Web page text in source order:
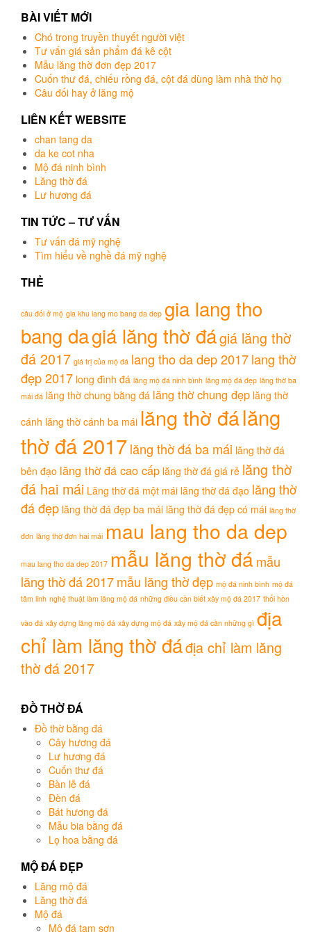
BÀI VIẾT MỚI
Chó trong truyền thuyết người việt
Tư vấn giá sản phẩm đá kê cột
Mẫu lăng thờ đơn đẹp 2017
Cuốn thư đá, chiếu rồng đá, cột đá dùng làm nhà thờ họ
Câu đối hay ở lăng mộ
LIÊN KẾT WEBSITE
chan tang da
da ke cot nha
Mộ đá ninh bình
Lăng thờ đá
Lư hương đá
TIN TỨC – TƯ VẤN
Tư vấn đá mỹ nghệ
Tìm hiểu về nghề đá mỹ nghệ
THẺ
câu đối ở mộ gia khu lang mo bang da dep gia lang tho
bang dagiá lăng thờ đágiá lăng thờ
đá 2017 giá trị của mộ đá lang tho da dep 2017lang thờ
đẹp 2017 long đình đá lăng mộ đá ninh bình lăng mộ đá đẹp lăng thờ ba
mái đá lăng thờ chung bằng đá lăng thờ chung đẹp lăng thờ
cánh lăng thờ cánh ba mái lăng thờ đálăng
thờ đá 2017lăng thờ đá ba mái lăng thờ đá
bên đạo lăng thờ đá cao cấp lăng thờ đá giá rẻ lăng thờ
đá hai mái Lăng thờ đá một mái lăng thờ đá đạo lăng thờ
đá đẹp lăng thờ đá đẹp ba mái lăng thờ đá đẹp có mái lăng thờ
đơn lăng thờ đơn hai mái mau lang tho da dep
mau lang tho da dep 2017 mẫu lăng thờ đámẫu
lăng thờ đá 2017mẫu lăng thờ đẹp mộ đá ninh bình mộ đá
tâm linh nghệ thuật làm lăng mộ đá những điều cần biết xây mộ đá 2017 thổi hồn
vào đá xây dựng lăng mộ đá xây dựng mộ đá xây mộ đá cần những gì địa
chỉ làm lăng thờ đáđịa chỉ làm lăng
thờ đá 2017
ĐỒ THỜ ĐÁ
Đồ thờ bằng đá
Cây hương đá
Lư hương đá
Cuốn thư đá
Bàn lễ đá
Đèn đá
Bát hương đá
Mẫu bia bằng đá
Lọ hoa bằng đá
MỘ ĐÁ ĐẸP
Lăng mộ đá
Lăng thờ đá
Mộ đá
Mộ đá tam sơn